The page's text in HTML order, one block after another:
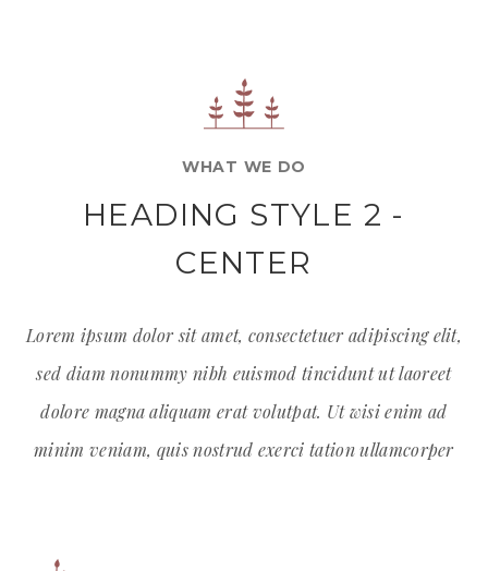
WHAT WE DO
HEADING STYLE 2 -
CENTER
Lorem ipsum dolor sit amet, consectetuer adipiscing elit,
sed diam nonummy nibh euismod tincidunt ut laoreet
dolore magna aliquam erat volutpat. Ut wisi enim ad
minim veniam, quis nostrud exerci tation ullamcorper